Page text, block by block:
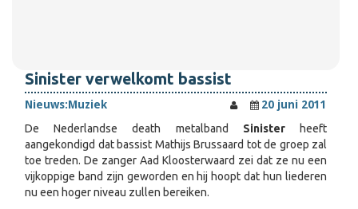
Sinister verwelkomt bassist
Nieuws:Muziek
20 juni 2011
De Nederlandse death metalband Sinisterheeft
aangekondigd dat bassist Mathijs Brussaard tot de groep zal
toe treden. De zanger Aad Kloosterwaard zei dat ze nu een
vijkoppige band zijn geworden en hij hoopt dat hun liederen
nu een hoger niveau zullen bereiken.